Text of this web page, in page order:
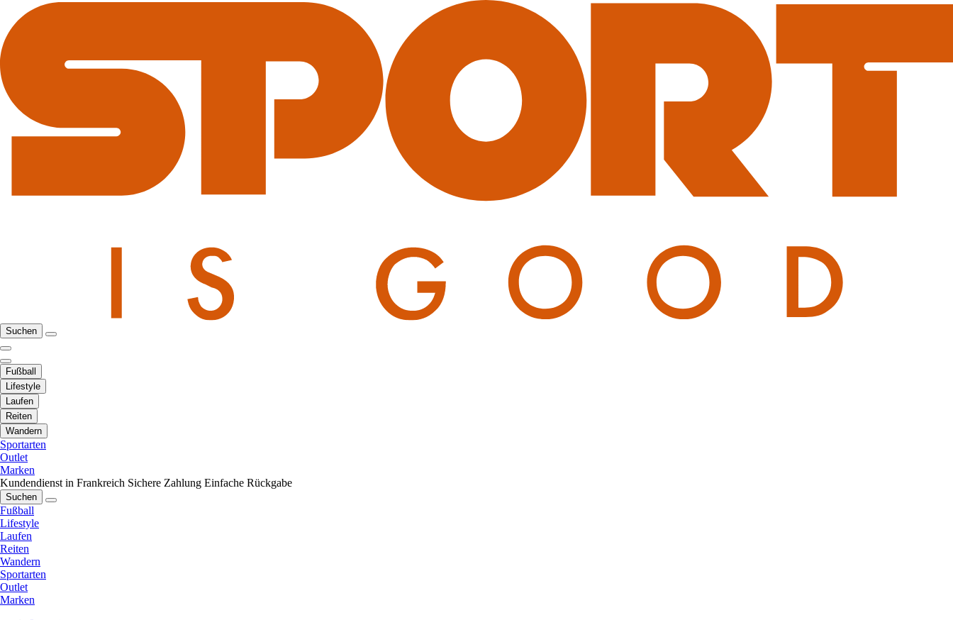
Suchen
Fußball
Lifestyle
Laufen
Reiten
Wandern
Sportarten
Outlet
Marken
Kundendienst in Frankreich Sichere Zahlung Einfache Rückgabe
Suchen
Fußball
Lifestyle
Laufen
Reiten
Wandern
Sportarten
Outlet
Marken